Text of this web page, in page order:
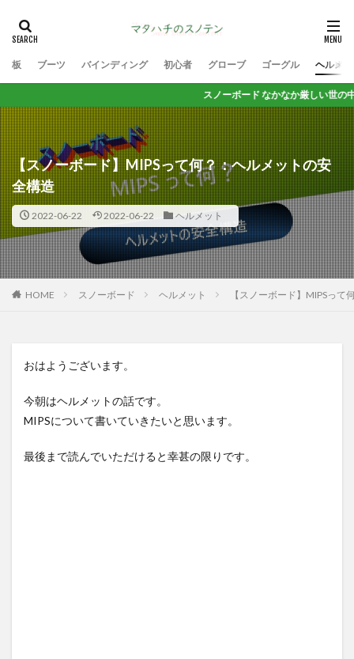
板 ブーツ バインディング 初心者 グローブ ゴーグル ヘルメ
スノーボード なかなか厳しい世の中だけど 思い
【スノーボード】MIPSって何？：ヘルメットの安
全構造
2022-06-22 2022-06-22 ヘルメット
HOME スノーボード ヘルメット 【スノーボード】MIPSっ
おはようございます。
今朝はヘルメットの話です。
MIPSについて書いていきたいと思います。
最後まで読んでいただけると幸甚の限りです。